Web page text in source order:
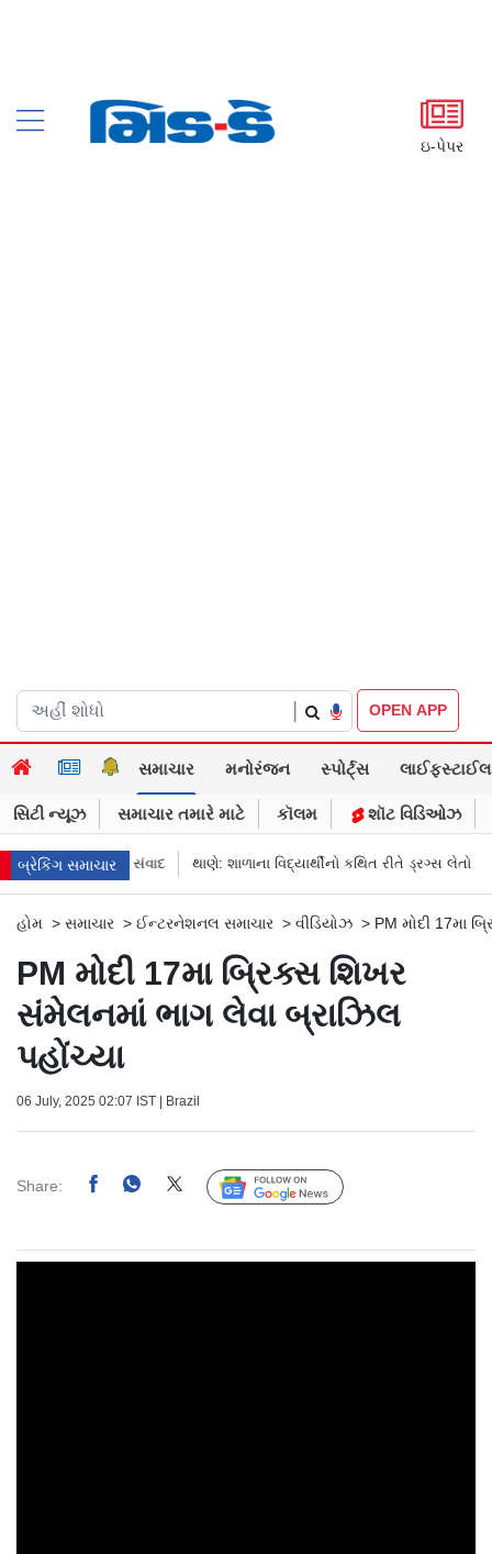
ઇ-પેપર
OPEN APP
સમાચાર મનોરંજન સ્પોર્ટ્સ લાઈફસ્ટાઈલ
સિટી ન્યૂઝ સમાચાર તમારે માટે કૉલમ શૉટ વિડિઓઝ
બ્રેકિંગ સમાચાર
રમુજી સંવાદ થાણે: શાળાના વિદ્યાર્થીનો કથિત રીતે ડ્રગ્સ લેતો વીડિયો
હોમ > સમાચાર > ઈન્ટરનેશનલ સમાચાર > વીડિયોઝ > PM મોદી 17મા
PM મોદી 17મા બ્રિક્સ શિખર
સંમેલનમાં ભાગ લેવા બ્રાઝિલ
પહોંચ્યા
06 July, 2025 02:07 IST | Brazil
Share: Follow Us